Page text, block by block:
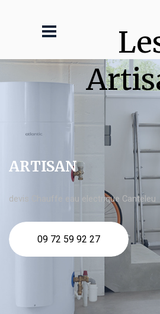
ARTISAN
devis Chauffe eau electrique Canteleu
09 72 59 92 27